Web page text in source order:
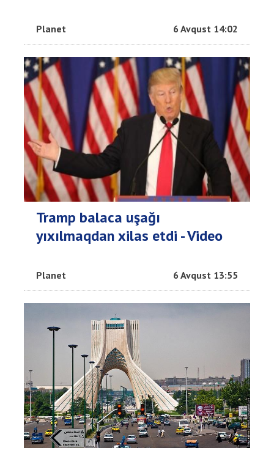
Planet 6 Avqust 14:02
Tramp balaca uşağı
yıxılmaqdan xilas etdi - Video
Planet 6 Avqust 13:55